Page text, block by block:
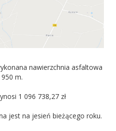
nawierzchnia asfaltowa
m.
1 096 738,27 zł
jest na jesień bieżącego roku.